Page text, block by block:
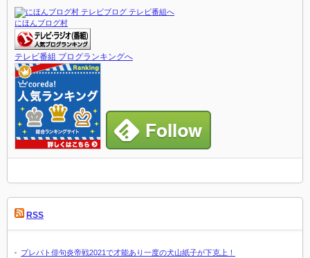
にほんブログ村
テレビ番組 ブログランキングへ
RSS
プレバト俳句炎帝戦2021で才能あり一度の犬山紙子が下克上！